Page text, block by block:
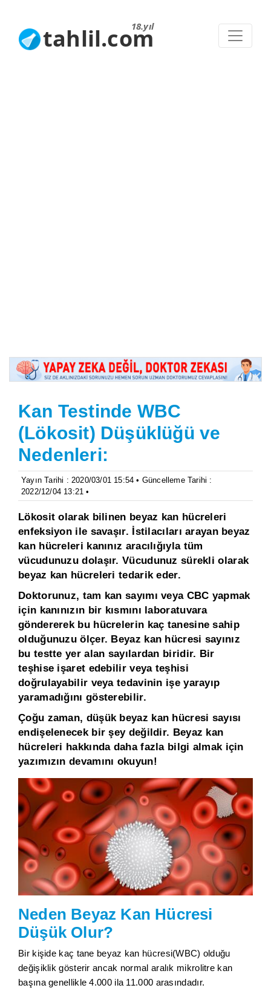
18.yıl
tahlil.com
Kan Testinde WBC
(Lökosit) Düşüklüğü ve
Nedenleri:
Yayın Tarihi : 2020/03/01 15:54 • Güncelleme Tarihi :
2022/12/04 13:21 •
Lökosit olarak bilinen beyaz kan hücreleri
enfeksiyon ile savaşır. İstilacıları arayan beyaz
kan hücreleri kanınız aracılığıyla tüm
vücudunuzu dolaşır. Vücudunuz sürekli olarak
beyaz kan hücreleri tedarik eder.
Doktorunuz, tam kan sayımı veya CBC yapmak
için kanınızın bir kısmını laboratuvara
göndererek bu hücrelerin kaç tanesine sahip
olduğunuzu ölçer. Beyaz kan hücresi sayınız
bu testte yer alan sayılardan biridir. Bir
teşhise işaret edebilir veya teşhisi
doğrulayabilir veya tedavinin işe yarayıp
yaramadığını gösterebilir.
Çoğu zaman, düşük beyaz kan hücresi sayısı
endişelenecek bir şey değildir. Beyaz kan
hücreleri hakkında daha fazla bilgi almak için
yazımızın devamını okuyun!
Neden Beyaz Kan Hücresi
Düşük Olur?
Bir kişide kaç tane beyaz kan hücresi(WBC) olduğu
değişiklik gösterir ancak normal aralık mikrolitre kan
başına genellikle 4.000 ila 11.000 arasındadır.